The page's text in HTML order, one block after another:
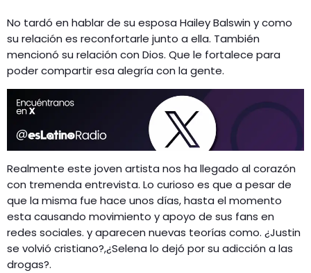
No tardó en hablar de su esposa Hailey Balswin y como
su relación es reconfortarle junto a ella. También
mencionó su relación con Dios. Que le fortalece para
poder compartir esa alegría con la gente.
Realmente este joven artista nos ha llegado al corazón
con tremenda entrevista. Lo curioso es que a pesar de
que la misma fue hace unos días, hasta el momento
esta causando movimiento y apoyo de sus fans en
redes sociales. y aparecen nuevas teorías como. ¿Justin
se volvió cristiano?,¿Selena lo dejó por su adicción a las
drogas?.